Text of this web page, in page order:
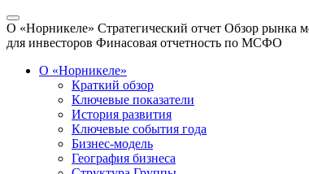
О «Норникеле» Стратегический отчет Обзор рынка
для инвесторов Финасовая отчетность по МСФО
О «Норникеле»
Краткий обзор
Ключевые показатели
История развития
Ключевые события года
Бизнес-модель
География бизнеса